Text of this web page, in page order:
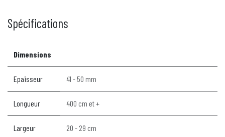
Spécifications
Dimensions
Epaisseur 41 - 50 mm
Longueur 400 cm et +
Largeur 20 - 29 cm